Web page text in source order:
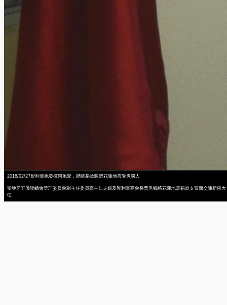
2018/02/27智利僑胞發揮同胞愛，踴躍捐款賑濟花蓮地震受災國人
聖地牙哥僑聯總會管理委員會副主任委員高主仁夫婦及智利臺商會長曹秀鄉將花蓮地震捐款支票面交陳新東大
使